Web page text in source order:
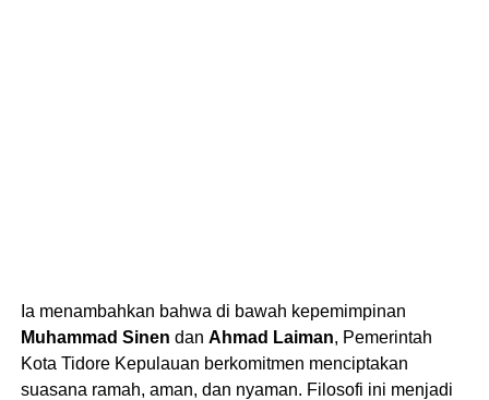
Ia menambahkan bahwa di bawah kepemimpinan
Muhammad Sinen dan Ahmad Laiman, Pemerintah
Kota Tidore Kepulauan berkomitmen menciptakan
suasana ramah, aman, dan nyaman. Filosofi ini menjadi